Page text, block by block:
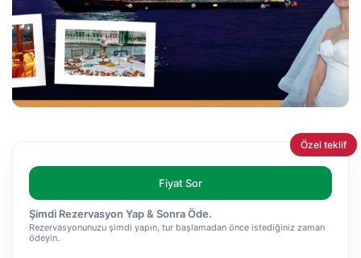
Özel teklif
Fiyat Sor
Şimdi Rezervasyon Yap & Sonra Öde.
Rezervasyonunuzu şimdi yapın, tur başlamadan önce istediğiniz zaman
ödeyin.